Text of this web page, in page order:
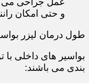
و حتی امکان
طول درمان لیزر
بواسیر های داخلی
بندی می باشند: